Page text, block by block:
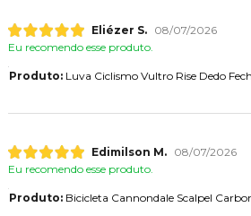
Eliézer S.
08/07/2026
Eu recomendo esse produto.
Produto:Luva Ciclismo Vultro Rise Dedo
Edimilson M.
08/07/2026
Eu recomendo esse produto.
Produto:Bicicleta Cannondale Scalpel